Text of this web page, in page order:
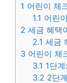
1 어린이 체
1.1 어린
2 세금 혜택
2.1 세금
3 어린이 체
3.1 1단
3.2 2단